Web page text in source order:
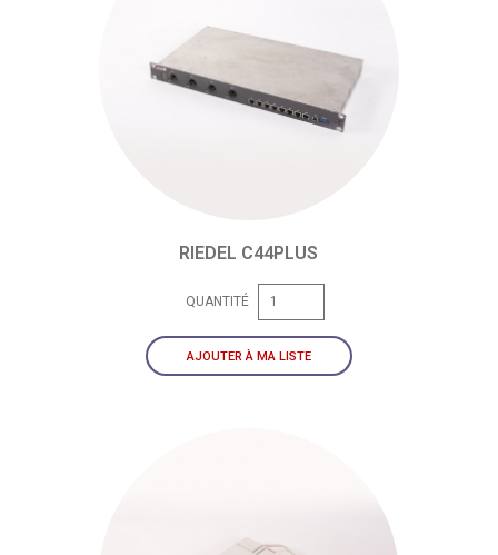
RIEDEL C44PLUS
QUANTITÉ
AJOUTER À MA LISTE